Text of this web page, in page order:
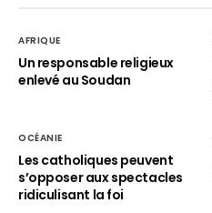
AFRIQUE
Un responsable religieux
enlevé au Soudan
OCÉANIE
Les catholiques peuvent
s’opposer aux spectacles
ridiculisant la foi